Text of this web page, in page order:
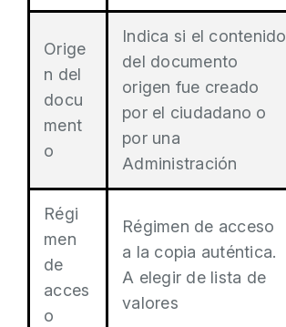
Orige
n del
docu
ment
o
Indica si el contenido
del documento
origen fue creado
por el ciudadano o
por una
Administración
Régi
men
de
acces
o
Régimen de acceso
a la copia auténtica.
A elegir de lista de
valores